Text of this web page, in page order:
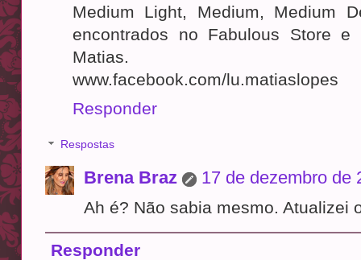
Medium Light, Medium, Medium
encontrados no Fabulous Store
Matias.
www.facebook.com/lu.matiaslopes
Responder
Respostas
Brena Braz 17 de dezembro de
Ah é? Não sabia mesmo. Atualizei
Responder